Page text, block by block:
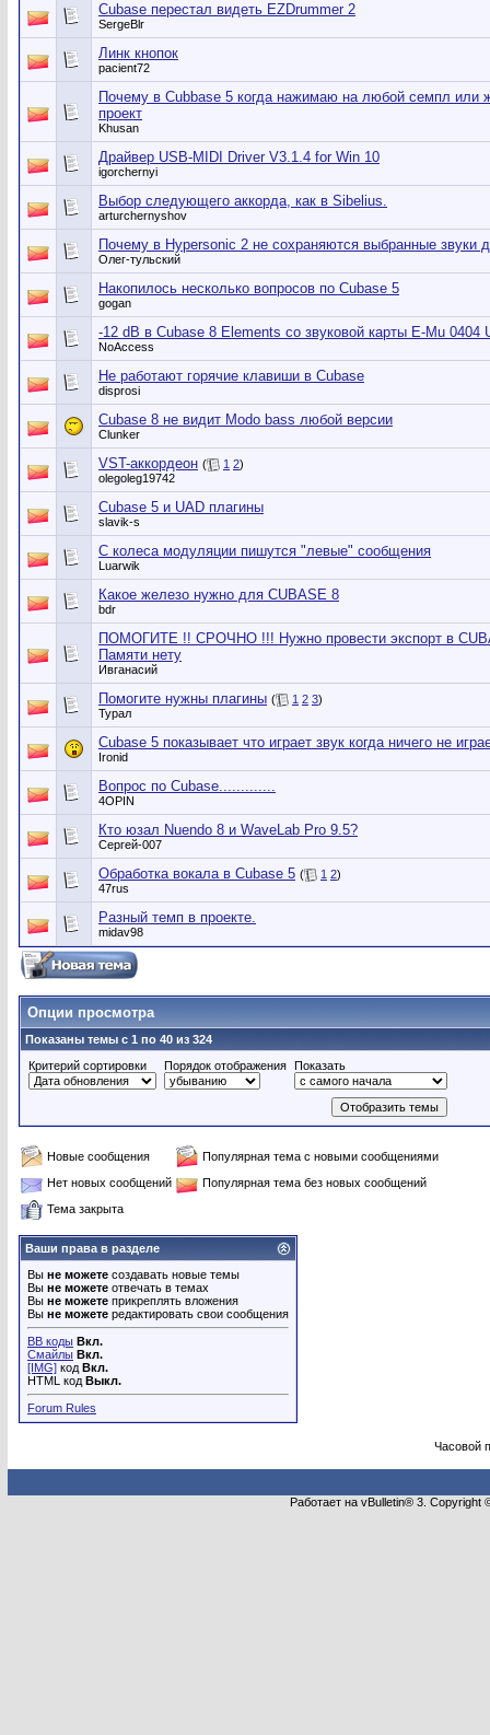
Cubase перестал видеть EZDrummer 2
SergeBlr
Линк кнопок
pacient72
Почему в Cubbase 5 когда нажимаю на любой семпл или
проект
Khusan
Драйвер USB-MIDI Driver V3.1.4 for Win 10
igorchernyi
Выбор следующего аккорда, как в Sibelius.
arturchernyshov
Почему в Hypersonic 2 не сохраняются выбранные звуки
Олег-тульский
Накопилось несколько вопросов по Cubase 5
gogan
-12 dB в Cubase 8 Elements со звуковой карты E-Mu 0404
NoAccess
Не работают горячие клавиши в Cubase
disprosi
Cubase 8 не видит Modo bass любой версии
Clunker
VST-аккордеон ( 1 2)
olegoleg19742
Cubase 5 и UAD плагины
slavik-s
С колеса модуляции пишутся "левые" сообщения
Luarwik
Какое железо нужно для CUBASE 8
bdr
ПОМОГИТЕ !! СРОЧНО !!! Нужно провести экспорт в
Памяти нету
Ивганасий
Помогите нужны плагины ( 1 2 3)
Турал
Cubase 5 показывает что играет звук когда ничего не
Ironid
Вопрос по Cubase.............
4OPIN
Кто юзал Nuendo 8 и WaveLab Pro 9.5?
Сергей-007
Обработка вокала в Cubase 5 ( 1 2)
47rus
Разный темп в проекте.
midav98
Опции просмотра
Показаны темы с 1 по 40 из 324
Критерий сортировки
Порядок отображения Показать
Новые сообщения
Популярная тема с новыми сообщениями
Нет новых сообщений
Популярная тема без новых сообщений
Тема закрыта
Ваши права в разделе
Вы не можете создавать новые темы
Вы не можете отвечать в темах
Вы не можете прикреплять вложения
Вы не можете редактировать свои сообщения
BB коды Вкл.
Смайлы Вкл.
[IMG] код Вкл.
HTML код Выкл.
Forum Rules
Часовой
Работает на vBulletin® 3.